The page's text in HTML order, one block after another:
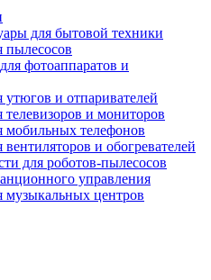
для бытовой техники
пылесосов
фотоаппаратов и
утюгов и отпаривателей
телевизоров и мониторов
мобильных телефонов
вентиляторов и обогревателей
для роботов-пылесосов
управления
музыкальных центров